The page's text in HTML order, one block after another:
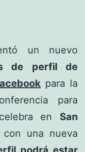
un nuevo
de perfil de
para la
para
en San
una nueva